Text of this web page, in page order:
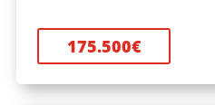
175.500€